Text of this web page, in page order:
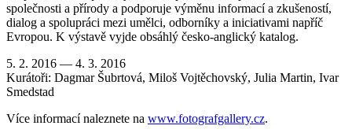
společnosti a přírody a podporuje výměnu informací a zkušeností,
dialog a spolupráci mezi umělci, odborníky a iniciativami napříč
Evropou. K výstavě vyjde obsáhlý česko-anglický katalog.
5. 2. 2016 — 4. 3. 2016
Kurátoři: Dagmar Šubrtová, Miloš Vojtěchovský, Julia Martin, Ivar
Smedstad
Více informací naleznete na www.fotografgallery.cz.